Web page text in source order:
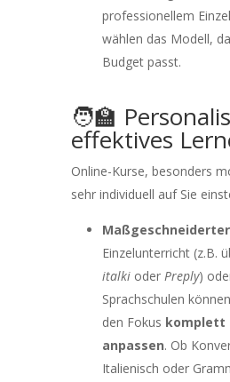
professionellem
wählen das Modell,
Budget passt.
🧑‍🏫
effektives
Online-Kurse, besonders
sehr individuell auf Sie
Einzelunterricht (z.B.
italkioder Preply)
Sprachschulen
den Fokus komplett
anpassen. Ob
Italienisch oder